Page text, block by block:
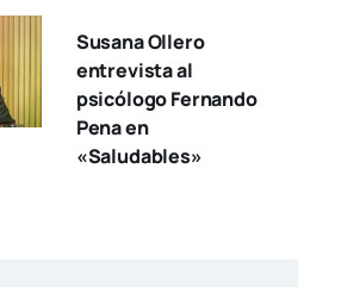
Susana Ollero
entrevista al
psicólogo Fernando
Pena en
«Saludables»